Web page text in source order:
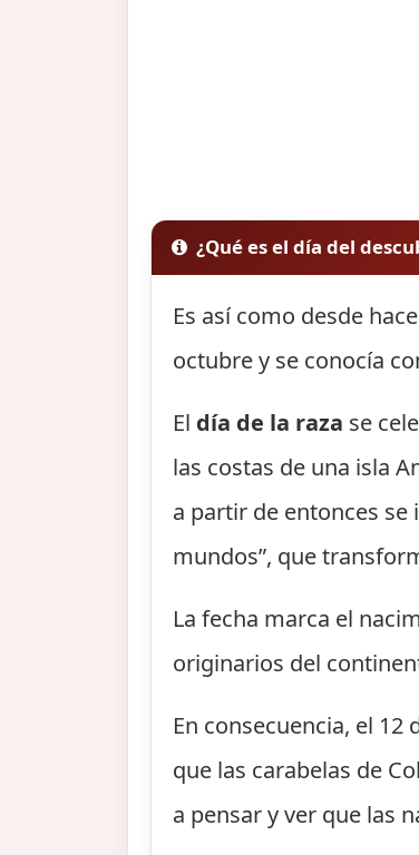
¿Qué es el día del
Es así como desde
octubre y se conocía
El día de la raza se
las costas de una isla
a partir de entonces se
mundos”, que
La fecha marca el
originarios del
En consecuencia, el
que las carabelas de
a pensar y ver que las